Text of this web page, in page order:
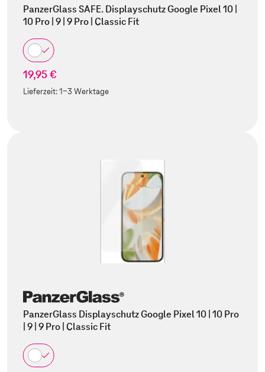
PanzerGlass SAFE. Displayschutz Google Pixel 10 |
10 Pro | 9 | 9 Pro | Classic Fit
19,95 €
Lieferzeit:1-3 Werktage
PanzerGlass Displayschutz Google Pixel 10 | 10 Pro
| 9 | 9 Pro | Classic Fit